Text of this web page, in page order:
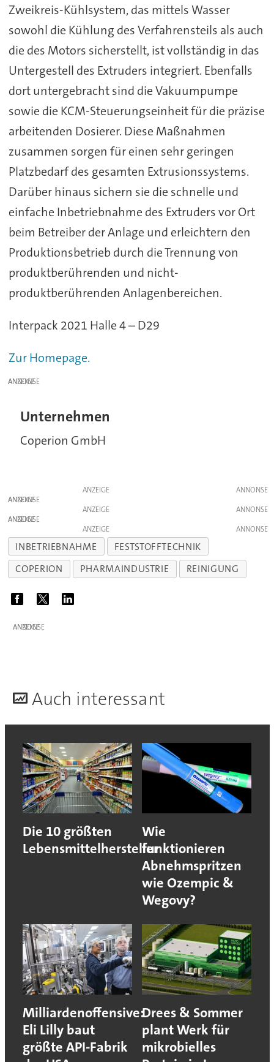
Zweikreis-Kühlsystem, das mittels Wasser
sowohl die Kühlung des Verfahrensteils als auch
die des Motors sicherstellt, ist vollständig in das
Untergestell des Extruders integriert. Ebenfalls
dort untergebracht sind die Vakuumpumpe
sowie die KCM-Steuerungseinheit für die präzise
arbeitenden Dosierer. Diese Maßnahmen
zusammen sorgen für einen sehr geringen
Platzbedarf des gesamten Extrusionssystems.
Darüber hinaus sichern sie die schnelle und
einfache Inbetriebnahme des Extruders vor Ort
beim Betreiber der Anlage und erleichtern den
Produktionsbetrieb durch die Trennung von
produktberührenden und nicht-
produktberührenden Anlagenbereichen.
Interpack 2021 Halle 4 – D29
Zur Homepage.
ANZEIGE
Unternehmen
Coperion GmbH
ANZEIGE
ANZEIGE
ANZEIGE
ANZEIGE
ANZEIGE
INBETRIEBNAHME
FESTSTOFFTECHNIK
COPERION
PHARMAINDUSTRIE REINIGUNG
ANZEIGE
Auch interessant
Die 10 größten
Lebensmittelhersteller
Wie
funktionieren
Abnehmspritzen
wie Ozempic &
Wegovy?
Milliardenoffensive:
Eli Lilly baut
größte API-Fabrik
Drees & Sommer
plant Werk für
mikrobielles